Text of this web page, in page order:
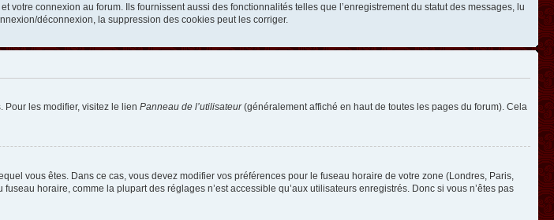
connexion au forum. Ils fournissent aussi des fonctionnalités telles que l’enregistrement du statut des messages, lu
déconnexion, la suppression des cookies peut les corriger.
Pour les modifier, visitez le lien Panneau de l’utilisateur(généralement affiché en haut de toutes les pages du forum). Cela
vous êtes. Dans ce cas, vous devez modifier vos préférences pour le fuseau horaire de votre zone (Londres, Paris,
horaire, comme la plupart des réglages n’est accessible qu’aux utilisateurs enregistrés. Donc si vous n’êtes pas